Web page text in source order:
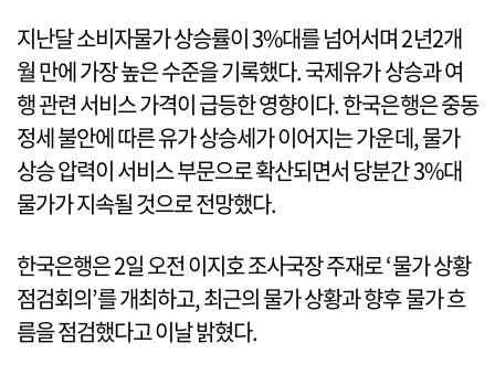
지난달 소비자물가 상승률이 3%대를 넘어서며 2년2개
월 만에 가장 높은 수준을 기록했다. 국제유가 상승과 여
행 관련 서비스 가격이 급등한 영향이다. 한국은행은 중동
정세 불안에 따른 유가 상승세가 이어지는 가운데, 물가
상승 압력이 서비스 부문으로 확산되면서 당분간 3%대
물가가 지속될 것으로 전망했다.
한국은행은 2일 오전 이지호 조사국장 주재로 ‘물가 상황
점검회의’를 개최하고, 최근의 물가 상황과 향후 물가 흐
름을 점검했다고 이날 밝혔다.